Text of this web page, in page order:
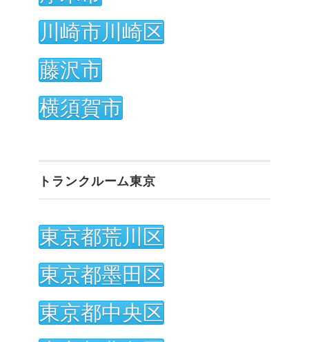
川崎市川崎区
藤沢市
横須賀市
トランクルーム東京
東京都荒川区
東京都墨田区
東京都中央区